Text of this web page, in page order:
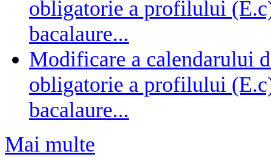
obligatorie a profilului
bacalaure...
Modificare a calendarului
obligatorie a profilului
bacalaure...
Mai multe